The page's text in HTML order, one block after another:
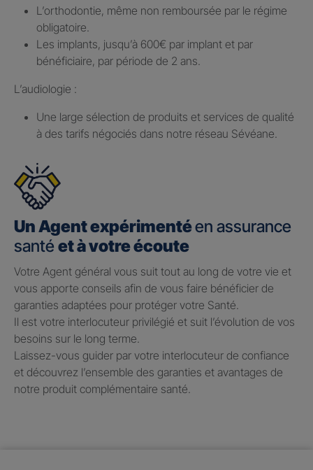
L’orthodontie, même non remboursée par le régime
obligatoire.​
Les implants, jusqu’à 600€ par implant et par
bénéficiaire, par période de 2 ans.
L’audiologie :
Une large sélection de produits et services de qualité
à des tarifs négociés dans notre réseau Sévéane.
Un Agent expérimentéen assurance
santé et à votre écoute
Votre Agent général vous suit tout au long de votre vie et
vous apporte conseils afin de vous faire bénéficier de
garanties adaptées pour protéger votre Santé.​
Il est votre interlocuteur privilégié et suit l’évolution de vos
besoins sur le long terme.​
Laissez-vous guider par votre interlocuteur de confiance
et découvrez l’ensemble des garanties et avantages de
notre produit complémentaire santé.